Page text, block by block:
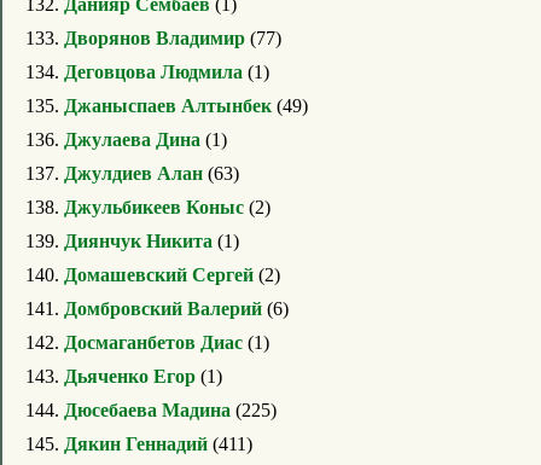
133. Дворянов Владимир (77)
134. Деговцова Людмила (1)
135. Джаныспаев Алтынбек (49)
136. Джулаева Дина (1)
137. Джулдиев Алан (63)
138. Джульбикеев Коныс (2)
139. Диянчук Никита (1)
140. Домашевский Сергей (2)
141. Домбровский Валерий (6)
142. Досмаганбетов Диас (1)
143. Дьяченко Егор (1)
144. Дюсебаева Мадина (225)
145. Дякин Геннадий (411)